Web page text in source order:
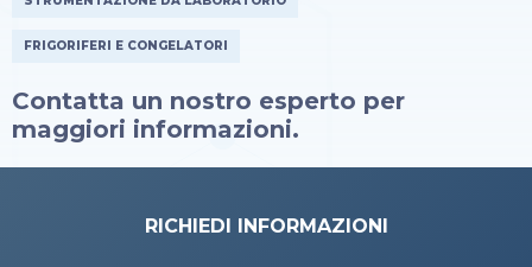
FRIGORIFERI E CONGELATORI
Contatta un nostro esperto per
maggiori informazioni.
RICHIEDI INFORMAZIONI